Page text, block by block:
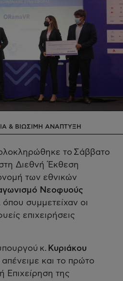
& ΒΙΩΣΙΜΗ ΑΝΑΠΤΥΞΗ
το Σάββατο
Διεθνή Έκθεση
των εθνικών
Νεοφυούς
όπου συμμετείχαν οι
επιχειρήσεις
κ. Κυριάκου
και το πρώτο
Επιχείρηση της